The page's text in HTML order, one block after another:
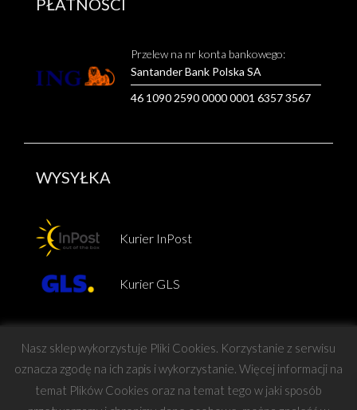
PŁATNOŚCI
Przelew na nr konta bankowego:
Santander Bank Polska SA
46 1090 2590 0000 0001 6357 3567
WYSYŁKA
Kurier InPost
Kurier GLS
Copyright © Force
Nasz sklep wykorzystuje Pliki Cookies. Korzystanie z serwisu
oznacza zgodę na ich zapis i wykorzystanie. Więcej informacji na
temat Plików Cookies oraz na temat tego w jaki sposób